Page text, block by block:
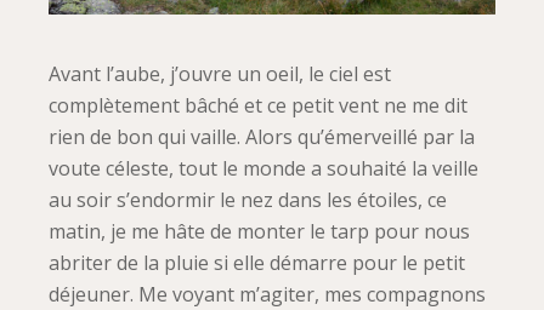
Avant l’aube, j’ouvre un oeil, le ciel est
complètement bâché et ce petit vent ne me dit
rien de bon qui vaille. Alors qu’émerveillé par la
voute céleste, tout le monde a souhaité la veille
au soir s’endormir le nez dans les étoiles, ce
matin, je me hâte de monter le tarp pour nous
abriter de la pluie si elle démarre pour le petit
déjeuner. Me voyant m’agiter, mes compagnons